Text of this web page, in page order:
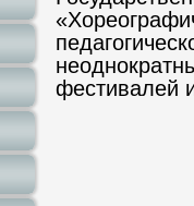
фестивалей